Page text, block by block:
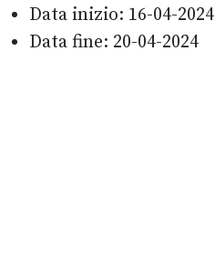
Data inizio: 16-04-2024
Data fine: 20-04-2024